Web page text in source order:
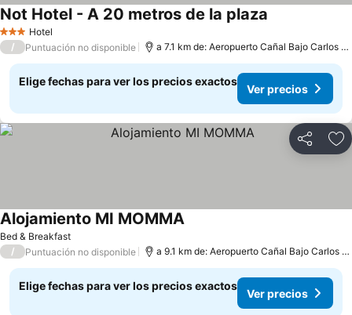
3 Estrellas
Hotel
Not Hotel - A 20 metros de la plaza
/ Puntuación no disponible a 7.1 km de: Aeropuerto Cañal Bajo Carlos Hott Siebert
Elige fechas para ver los precios exactos
Ver precios
Compartir
Bed & Breakfast
Alojamiento MI MOMMA
/ Puntuación no disponible a 9.1 km de: Aeropuerto Cañal Bajo Carlos Hott Siebert
Elige fechas para ver los precios exactos
Ver precios